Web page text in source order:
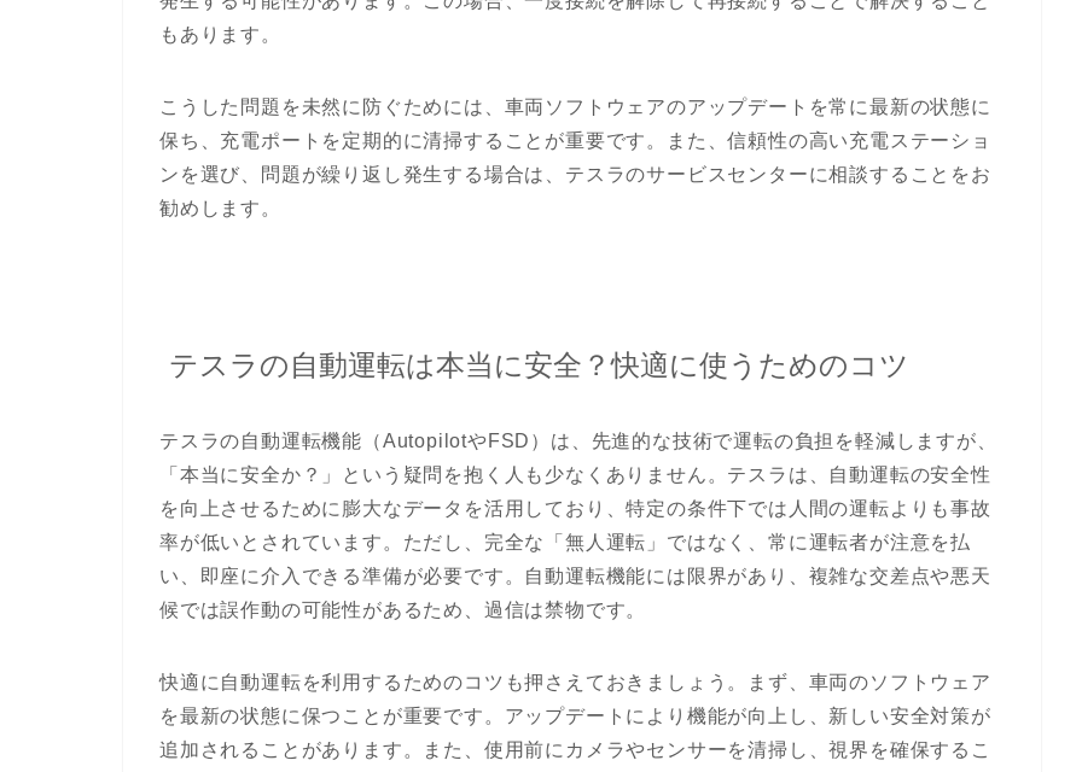
もあります。
こうした問題を未然に防ぐためには、車両ソフトウェアのアップデートを常に最新の状態に
保ち、充電ポートを定期的に清掃することが重要です。また、信頼性の高い充電ステーショ
ンを選び、問題が繰り返し発生する場合は、テスラのサービスセンターに相談することをお
勧めします。
テスラの自動運転は本当に安全？快適に使うためのコツ
テスラの自動運転機能（AutopilotやFSD）は、先進的な技術で運転の負担を軽減しますが、
「本当に安全か？」という疑問を抱く人も少なくありません。テスラは、自動運転の安全性
を向上させるために膨大なデータを活用しており、特定の条件下では人間の運転よりも事故
率が低いとされています。ただし、完全な「無人運転」ではなく、常に運転者が注意を払
い、即座に介入できる準備が必要です。自動運転機能には限界があり、複雑な交差点や悪天
候では誤作動の可能性があるため、過信は禁物です。
快適に自動運転を利用するためのコツも押さえておきましょう。まず、車両のソフトウェア
を最新の状態に保つことが重要です。アップデートにより機能が向上し、新しい安全対策が
追加されることがあります。また、使用前にカメラやセンサーを清掃し、視界を確保するこ